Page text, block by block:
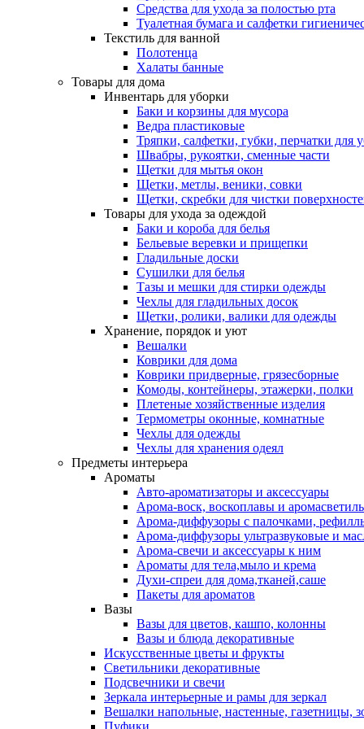
Средства для ухода за полостью рта
Туалетная бумага и салфетки
Текстиль для ванной
Полотенца
Халаты банные
Товары для дома
Инвентарь для уборки
Баки и корзины для мусора
Ведра пластиковые
Тряпки, салфетки, губки, перчатки для
Швабры, рукоятки, сменные части
Щетки для мытья окон
Щетки, метлы, веники, совки
Щетки, скребки для чистки
Товары для ухода за одеждой
Баки и короба для белья
Бельевые веревки и прищепки
Гладильные доски
Сушилки для белья
Тазы и мешки для стирки одежды
Чехлы для гладильных досок
Щетки, ролики, валики для одежды
Хранение, порядок и уют
Вешалки
Коврики для дома
Коврики придверные, грязесборные
Комоды, контейнеры, этажерки, полки
Плетеные хозяйственные изделия
Термометры оконные, комнатные
Чехлы для одежды
Чехлы для хранения одеял
Предметы интерьера
Ароматы
Авто-ароматизаторы и аксессуары
Арома-воск, воскоплавы и
Арома-диффузоры с палочками,
Арома-диффузоры ультразвуковые и
Арома-свечи и аксессуары к ним
Ароматы для тела,мыло и крема
Духи-спреи для дома,тканей,саше
Пакеты для ароматов
Вазы
Вазы для цветов, кашпо, колонны
Вазы и блюда декоративные
Искусственные цветы и фрукты
Светильники декоративные
Подсвечники и свечи
Зеркала интерьерные и рамы для зеркал
Вешалки напольные, настенные, газетницы,
Пуфики